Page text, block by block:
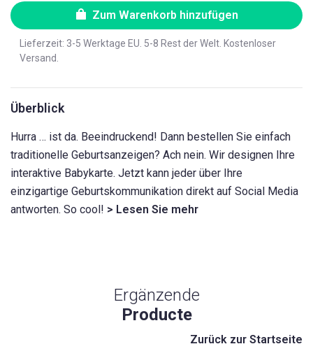
Zum Warenkorb hinzufügen
Lieferzeit: 3-5 Werktage EU. 5-8 Rest der Welt. Kostenloser
Versand.
Überblick
Hurra … ist da. Beeindruckend! Dann bestellen Sie einfach
traditionelle Geburtsanzeigen? Ach nein. Wir designen Ihre
interaktive Babykarte. Jetzt kann jeder über Ihre
einzigartige Geburtskommunikation direkt auf Social Media
antworten. So cool! > Lesen Sie mehr
Ergänzende
Producte
Zurück zur Startseite